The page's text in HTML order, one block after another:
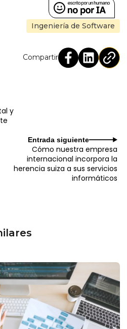
Ingeniería de Software
Compartir
y
Entrada siguiente
Cómo nuestra empresa
internacional incorpora la
herencia suiza a sus servicios
informáticos